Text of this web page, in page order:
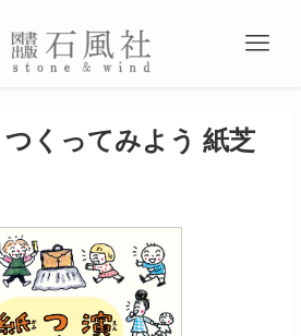
くってみよう 紙芝